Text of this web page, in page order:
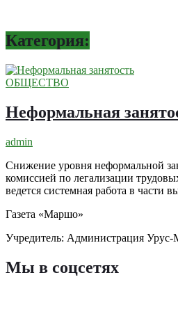
Категория:
ОБЩЕСТВО
Неформальная
admin
Снижение уровня неформальной
комиссией по легализации
ведется системная работа в
Газета «Маршо»
Учредитель: Администрация Урус-
Мы в соцсетях